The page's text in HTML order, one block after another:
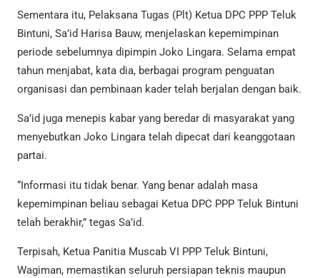
Sementara itu, Pelaksana Tugas (Plt) Ketua DPC PPP Teluk
Bintuni, Sa’id Harisa Bauw, menjelaskan kepemimpinan
periode sebelumnya dipimpin Joko Lingara. Selama empat
tahun menjabat, kata dia, berbagai program penguatan
organisasi dan pembinaan kader telah berjalan dengan baik.
Sa’id juga menepis kabar yang beredar di masyarakat yang
menyebutkan Joko Lingara telah dipecat dari keanggotaan
partai.
“Informasi itu tidak benar. Yang benar adalah masa
kepemimpinan beliau sebagai Ketua DPC PPP Teluk Bintuni
telah berakhir,” tegas Sa’id.
Terpisah, Ketua Panitia Muscab VI PPP Teluk Bintuni,
Wagiman, memastikan seluruh persiapan teknis maupun